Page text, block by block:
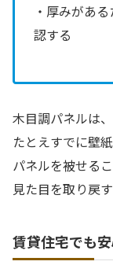
・厚みがあ
認する
木目調パネルは
たとえすでに壁
パネルを被せる
見た目を取り戻
賃貸住宅でも